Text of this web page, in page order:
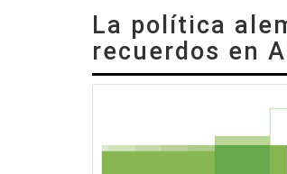
La política
recuerdos en